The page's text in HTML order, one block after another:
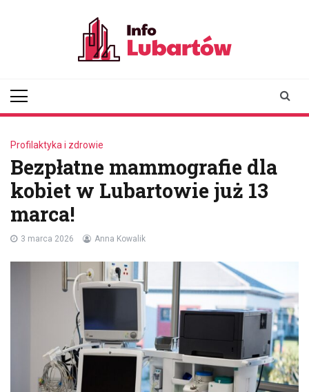
Profilaktyka i zdrowie
Bezpłatne mammografie dla
kobiet w Lubartowie już 13
marca!
3 marca 2026 Anna Kowalik